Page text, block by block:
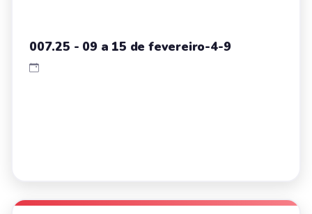
007.25 - 09 a 15 de fevereiro-4-9